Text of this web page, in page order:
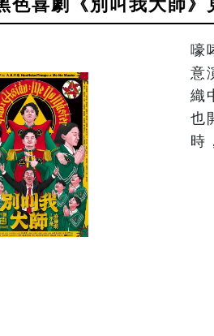
色喜劇《別叫我大師
嚎
意
織
也
時